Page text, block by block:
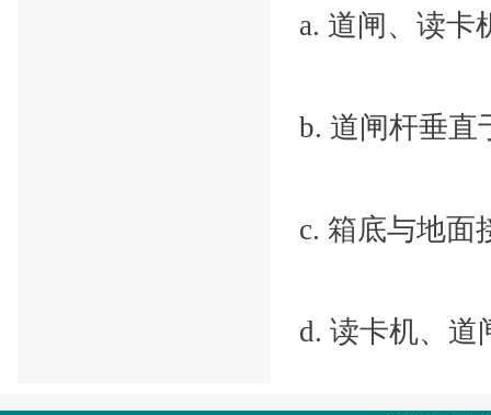
a. 道闸、读卡
b. 道闸杆垂直
c. 箱底与地面
d. 读卡机、道